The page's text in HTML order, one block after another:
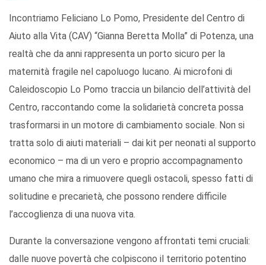
Incontriamo Feliciano Lo Pomo, Presidente del Centro di
Aiuto alla Vita (CAV) “Gianna Beretta Molla” di Potenza, una
realtà che da anni rappresenta un porto sicuro per la
maternità fragile nel capoluogo lucano. Ai microfoni di
Caleidoscopio Lo Pomo traccia un bilancio dell’attività del
Centro, raccontando come la solidarietà concreta possa
trasformarsi in un motore di cambiamento sociale. Non si
tratta solo di aiuti materiali – dai kit per neonati al supporto
economico – ma di un vero e proprio accompagnamento
umano che mira a rimuovere quegli ostacoli, spesso fatti di
solitudine e precarietà, che possono rendere difficile
l’accoglienza di una nuova vita.
Durante la conversazione vengono affrontati temi cruciali:
dalle nuove povertà che colpiscono il territorio potentino